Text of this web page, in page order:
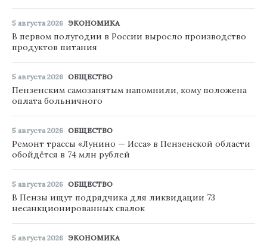
5 августа 2026 ЭКОНОМИКА
В первом полугодии в России выросло производство
продуктов питания
5 августа 2026 ОБЩЕСТВО
Пензенским самозанятым напомнили, кому положена
оплата больничного
5 августа 2026 ОБЩЕСТВО
Ремонт трассы «Лунино — Исса» в Пензенской области
обойдётся в 74 млн рублей
5 августа 2026 ОБЩЕСТВО
В Пензы ищут подрядчика для ликвидации 73
несанкционированных свалок
5 августа 2026 ЭКОНОМИКА